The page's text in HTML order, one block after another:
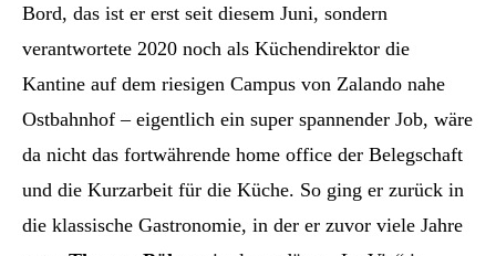
Bord, das ist er erst seit diesem Juni, sondern
verantwortete 2020 noch als Küchendirektor die
Kantine auf dem riesigen Campus von Zalando nahe
Ostbahnhof – eigentlich ein super spannender Job, wäre
da nicht das fortwährende home office der Belegschaft
und die Kurzarbeit für die Küche. So ging er zurück in
die klassische Gastronomie, in der er zuvor viele Jahre